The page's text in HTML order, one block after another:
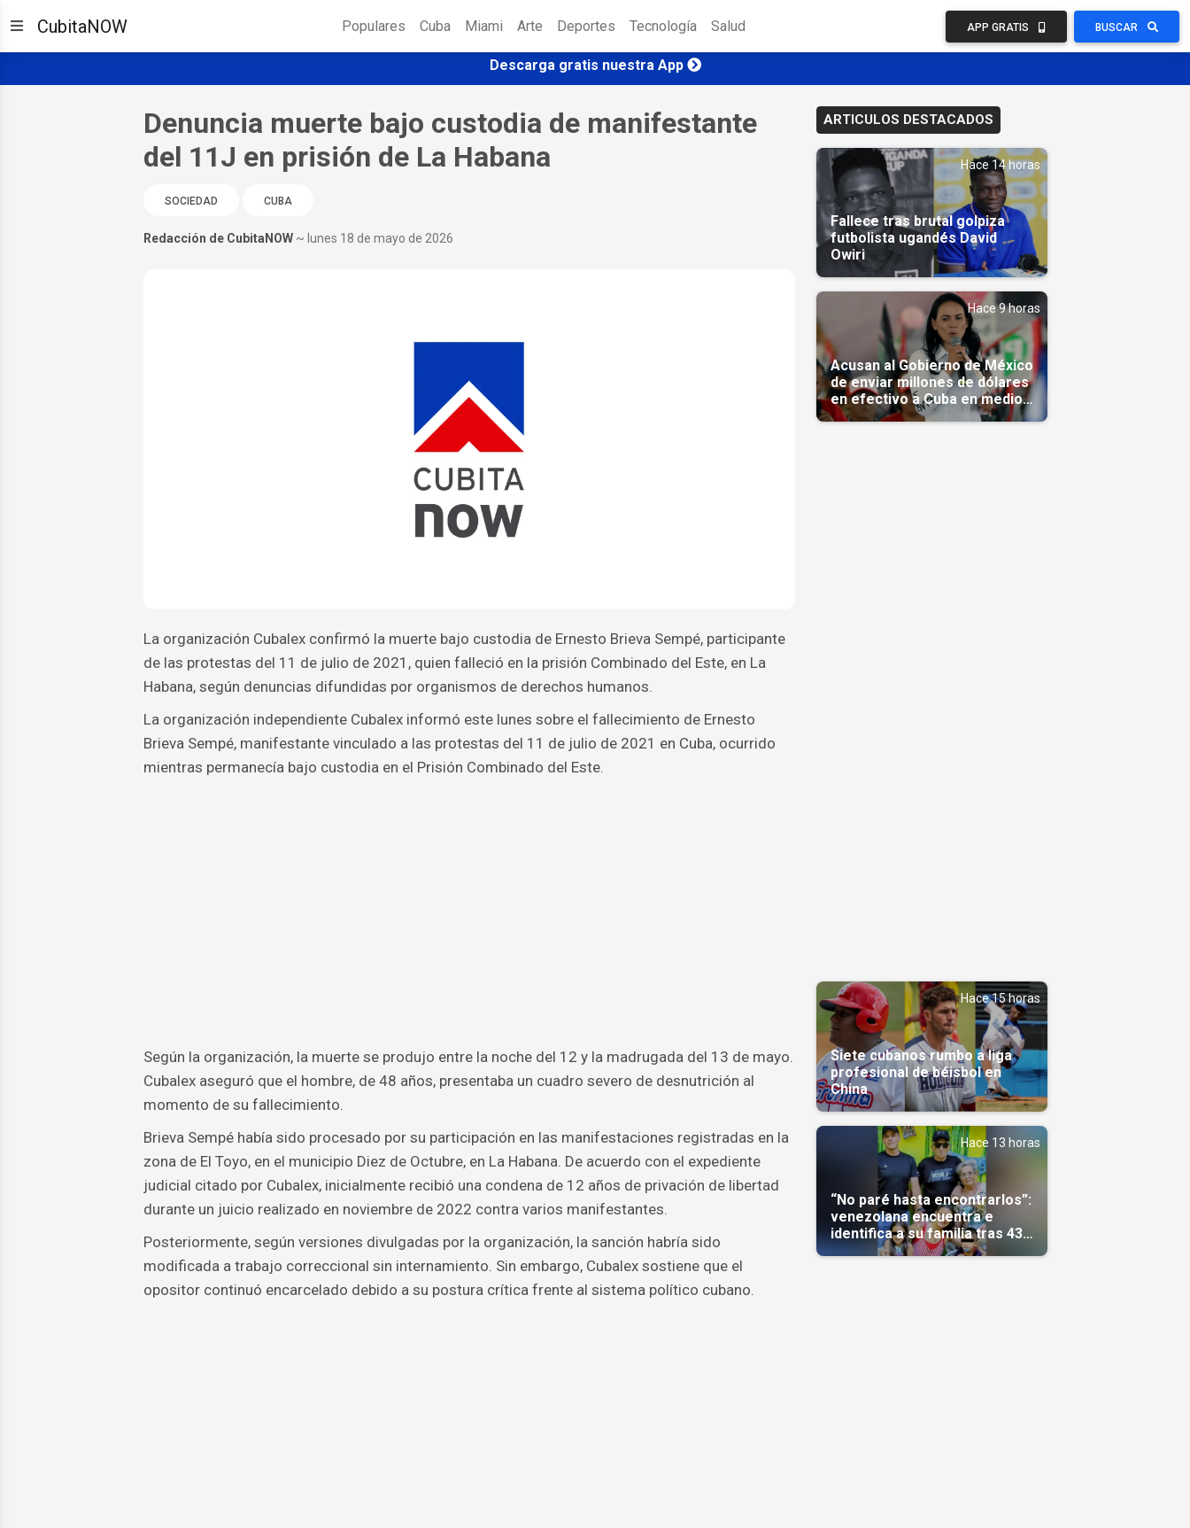
CubitaNOW Populares Cuba Miami Arte Deportes Tecnología Salud APP GRATIS BUSCAR
Descarga gratis nuestra App
Denuncia muerte bajo custodia de manifestante
del 11J en prisión de La Habana
SOCIEDAD CUBA
Redacción de CubitaNOW ~ lunes 18 de mayo de 2026
La organización Cubalex confirmó la muerte bajo custodia de Ernesto Brieva Sempé, participante
de las protestas del 11 de julio de 2021, quien falleció en la prisión Combinado del Este, en La
Habana, según denuncias difundidas por organismos de derechos humanos.
La organización independiente Cubalex informó este lunes sobre el fallecimiento de Ernesto
Brieva Sempé, manifestante vinculado a las protestas del 11 de julio de 2021 en Cuba, ocurrido
mientras permanecía bajo custodia en el Prisión Combinado del Este.
Según la organización, la muerte se produjo entre la noche del 12 y la madrugada del 13 de mayo.
Cubalex aseguró que el hombre, de 48 años, presentaba un cuadro severo de desnutrición al
momento de su fallecimiento.
Brieva Sempé había sido procesado por su participación en las manifestaciones registradas en la
zona de El Toyo, en el municipio Diez de Octubre, en La Habana. De acuerdo con el expediente
judicial citado por Cubalex, inicialmente recibió una condena de 12 años de privación de libertad
durante un juicio realizado en noviembre de 2022 contra varios manifestantes.
Posteriormente, según versiones divulgadas por la organización, la sanción habría sido
modificada a trabajo correccional sin internamiento. Sin embargo, Cubalex sostiene que el
opositor continuó encarcelado debido a su postura crítica frente al sistema político cubano.
ARTICULOS DESTACADOS
Hace 14 horas
Fallece tras brutal golpiza
futbolista ugandés David
Owiri
Hace 9 horas
Acusan al Gobierno de México
de enviar millones de dólares
en efectivo a Cuba en medio
de la crisis de la Isla
Hace 15 horas
Siete cubanos rumbo a liga
profesional de béisbol en
China
Hace 13 horas
“No paré hasta encontrarlos”:
venezolana encuentra e
identifica a su familia tras 43
días del terremoto